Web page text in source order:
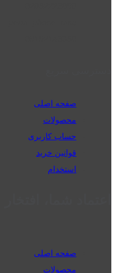
صفحه اصلی
محصولات
حساب کاربری
قوانین خرید
استخدام
صفحه اصلی
محصولات